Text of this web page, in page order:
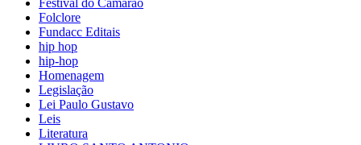
Festival do Camarão
Folclore
Fundacc Editais
hip hop
hip-hop
Homenagem
Legislação
Lei Paulo Gustavo
Leis
Literatura